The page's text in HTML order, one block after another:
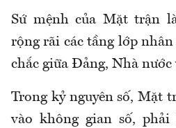
Sứ mệnh của Mặt trận
rộng rãi các tầng lớp
chắc giữa Đảng, Nhà
Trong kỷ nguyên số, Mặt
vào không gian số,